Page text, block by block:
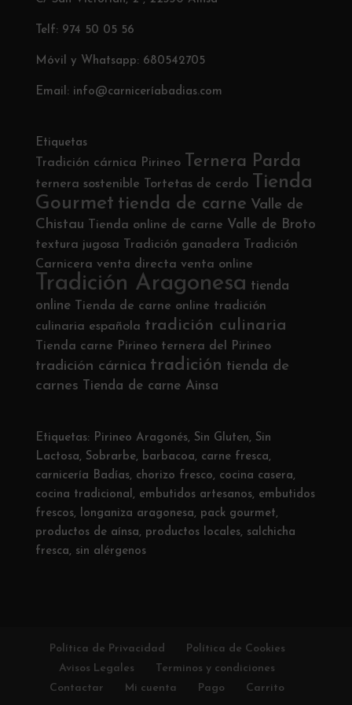
Telf: 974 50 05 56
Móvil y Whatsapp: 680542705
Email: info@carniceríabadias.com
Etiquetas
Tradición cárnica Pirineo Ternera Parda
ternera sostenible Tortetas de cerdo
Tienda
Gourmet tienda de carne Valle de
Chistau
Tienda online de carne Valle de Broto
textura jugosa Tradición ganadera
Tradición
Carnicera venta directa venta online
Tradición Aragonesa tienda
online
Tienda de carne online tradición
culinaria española tradición culinaria
Tienda carne Pirineo ternera del Pirineo
tradición cárnica tradición tienda de
carnes
Tienda de carne Ainsa
Etiquetas: Pirineo Aragonés, Sin Gluten, Sin
Lactosa, Sobrarbe, barbacoa, carne fresca,
carnicería Badías, chorizo fresco, cocina casera,
cocina tradicional, embutidos artesanos, embutidos
frescos, longaniza aragonesa, pack gourmet,
productos de aínsa, productos locales, salchicha
fresca, sin alérgenos
Política de Privacidad
Política de Cookies
Avisos Legales
Terminos y condiciones
Contactar
Mi cuenta Pago Carrito